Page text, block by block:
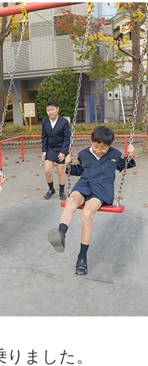
ました。